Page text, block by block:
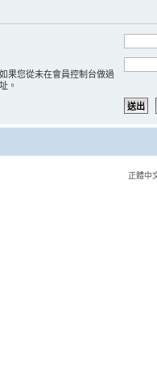
果您從未在會員控制台做過
。
正體中